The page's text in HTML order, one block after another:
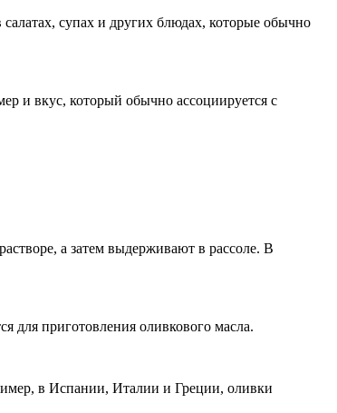
супах и других блюдах, которые обычно
и вкус, который обычно ассоциируется с
а затем выдерживают в рассоле. В
для приготовления оливкового масла.
в Испании, Италии и Греции, оливки